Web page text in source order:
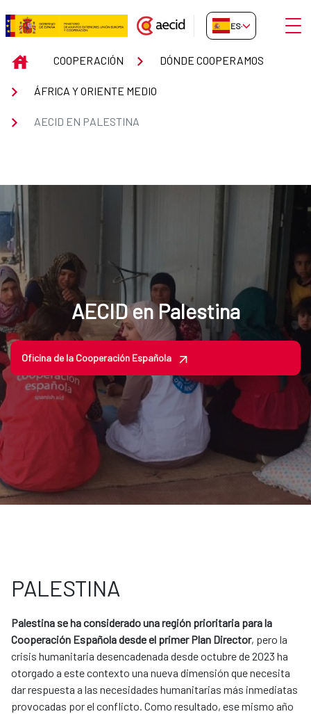
Saltar al contenido principal
Palestina
ES-ES Abrir
INICIOCOOPERACIÓN DÓNDE COOPERAMOS
ÁFRICA Y ORIENTE MEDIO
AECID EN PALESTINA
AECID en Palestina
Oficina de la Cooperación Española
PALESTINA
Palestina se ha considerado una región prioritaria para la
Cooperación Española desde el primer Plan Director, pero la
crisis humanitaria desencadenada desde octubre de 2023 ha
otorgado a este contexto una nueva dimensión que necesita
dar respuesta a las necesidades humanitarias más inmediatas
provocadas por el conflicto. Como resultado, ese mismo año